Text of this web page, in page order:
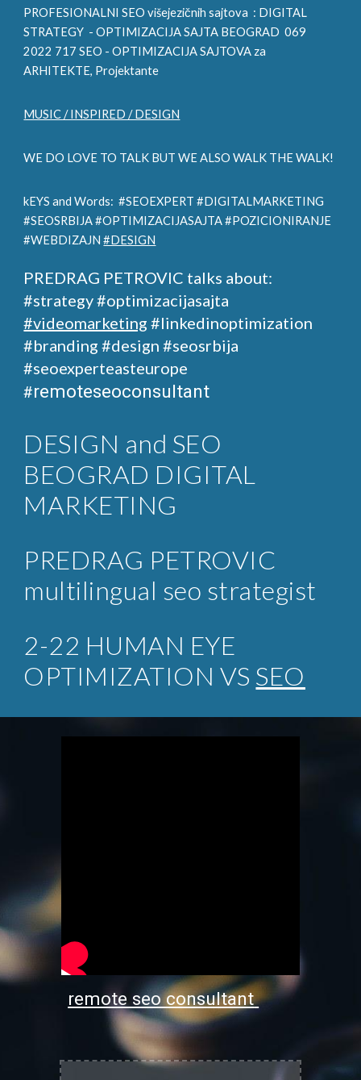
PROFESIONALNI SEO višejezičnih sajtova : DIGITAL
STRATEGY - OPTIMIZACIJA SAJTA BEOGRAD 069
2022 717 SEO - OPTIMIZACIJA SAJTOVA za
ARHITEKTE, Projektante
MUSIC / INSPIRED / DESIGN
WE DO LOVE TO TALK BUT WE ALSO WALK THE WALK!
kEYS and Words: #SEOEXPERT #DIGITALMARKETING
#SEOSRBIJA #OPTIMIZACIJASAJTA #POZICIONIRANJE
#WEBDIZAJN#DESIGN
PREDRAG PETROVIC talks about:
#strategy #optimizacijasajta
#videomarketing #linkedinoptimization
#branding #design#seosrbija
#seoexperteasteurope
#remoteseoconsultant
DESIGN and SEO
BEOGRAD DIGITAL
MARKETING
PREDRAG PETROVIC
multilingual seo strategist
2-22 HUMAN EYE
OPTIMIZATION VS SEO
remote seo consultant